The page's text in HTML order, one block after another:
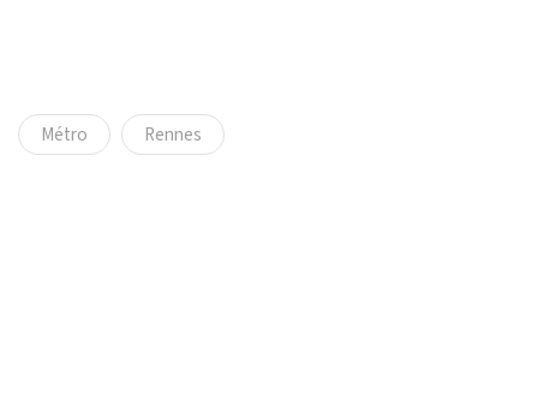
Métro Rennes